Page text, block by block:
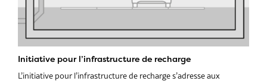
Initiative pour l’infrastructure de recharge
L’initiative pour l’infrastructure de recharge s’adresse aux